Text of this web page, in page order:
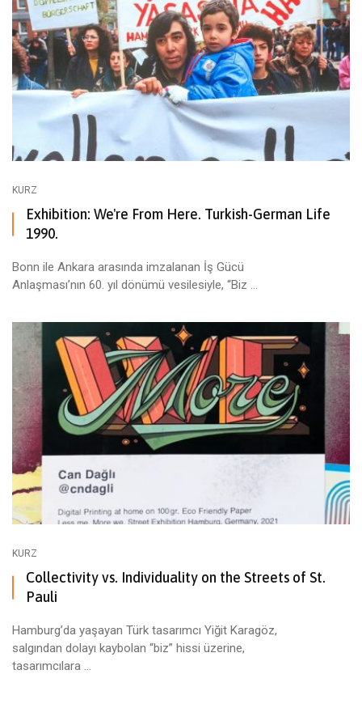
KURZ
Exhibition: We're From Here. Turkish-German Life
1990.
Bonn ile Ankara arasında imzalanan İş Gücü
Anlaşması’nın 60. yıl dönümü vesilesiyle, “Biz ...
KURZ
Collectivity vs. Individuality on the Streets of St.
Pauli
Hamburg’da yaşayan Türk tasarımcı Yiğit Karagöz,
salgından dolayı kaybolan “biz” hissi üzerine,
tasarımcılara ...